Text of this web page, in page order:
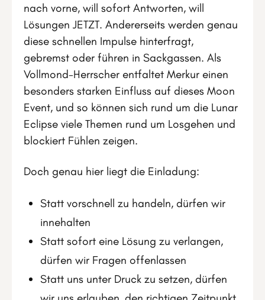
nach vorne, will sofort Antworten, will
Lösungen JETZT. Andererseits werden genau
diese schnellen Impulse hinterfragt,
gebremst oder führen in Sackgassen. Als
Vollmond-Herrscher entfaltet Merkur einen
besonders starken Einfluss auf dieses Moon
Event, und so können sich rund um die Lunar
Eclipse viele Themen rund um Losgehen und
blockiert Fühlen zeigen.
Doch genau hier liegt die Einladung:
Statt vorschnell zu handeln, dürfen wir
innehalten
Statt sofort eine Lösung zu verlangen,
dürfen wir Fragen offenlassen
Statt uns unter Druck zu setzen, dürfen